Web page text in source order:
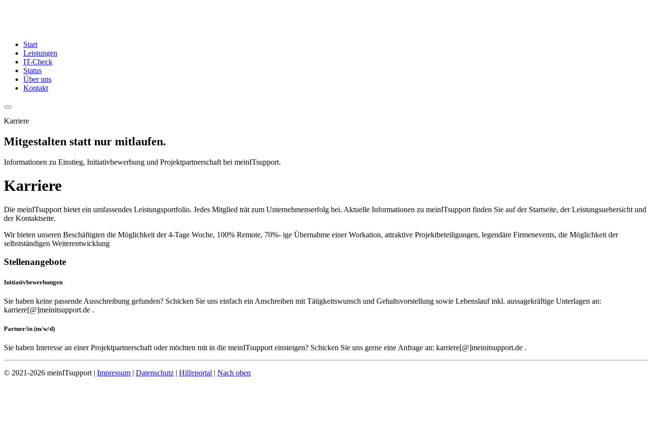
IT-Check
Status
Über uns
Kontakt
Mitgestalten statt nur mitlaufen.
Informationen zu Einstieg, Initiativbewerbung und Projektpartnerschaft bei meinITsupport.
Karriere
Die meinITsupport bietet ein umfassendes Leistungsportfolio. Jedes Mitglied trät zum Unternehmenserfolg bei. Aktuelle Informationen zu meinITsupport finden Sie auf der Startseite, der Leistungsuebersicht und
Wir bieten unseren Beschäftigten die Möglichkeit der 4-Tage Woche, 100% Remote, 70%- ige Übernahme einer Workation, attraktive Projektbeteiligungen, legendäre Firmenevents, die Möglichkeit der
selbstständigen Weiterentwicklung
Stellenangebote
Initiativbewerbungen
Sie haben keine passende Ausschreibung gefunden? Schicken Sie uns einfach ein Anschreiben mit Tätigkeitswunsch und Gehaltsvorstellung sowie Lebenslauf inkl. aussagekräftige Unterlagen an:
Partner/in (m/w/d)
Sie haben Interesse an einer Projektpartnerschaft oder möchten mit in die meinITsupport einsteigen? Schicken Sie uns gerne eine Anfrage an: karriere[@]meinitsupport.de .
© 2021-2026 meinITsupport |Impressum|Datenschutz|Hilfeportal| Nach oben